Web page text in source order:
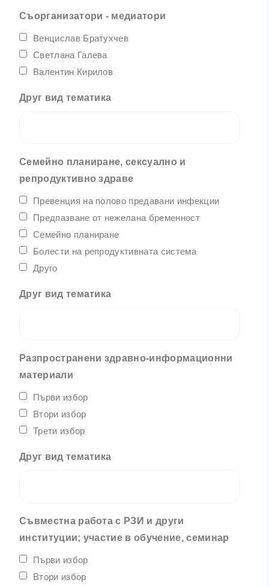
Съорганизатори - медиатори
Венцислав Братухчев
Светлана Галева
Валентин Кирилов
Друг вид тематика
Семейно планиране, сексуално и
репродуктивно здраве
Превенция на полово предавани инфекции
Предпазване от нежелана бременност
Семейно планиране
Болести на репродуктивната система
Друго
Друг вид тематика
Разпространени здравно-информационни
материали
Първи избор
Втори избор
Трети избор
Друг вид тематика
Съвместна работа с РЗИ и други
институции; участие в обучение, семинар
Първи избор
Втори избор